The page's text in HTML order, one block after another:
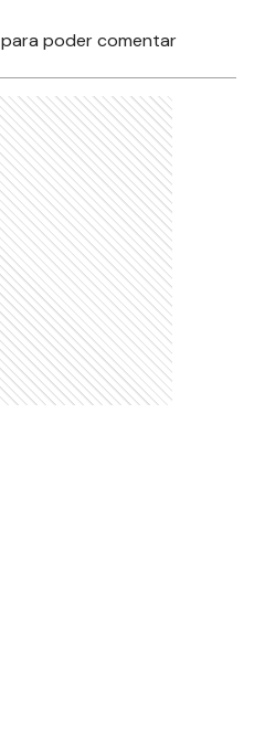
para poder comentar